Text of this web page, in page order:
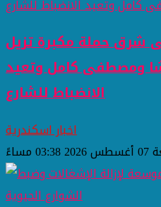
شرق حملة مكبرة تزيل
ومصطفى كامل وتعيد
الانضباط للشارع
اخبار اسكندرية
مساءً